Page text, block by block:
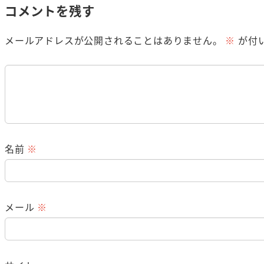
コメントを残す
メールアドレスが公開されることはありません。 ※ が付
名前 ※
メール ※